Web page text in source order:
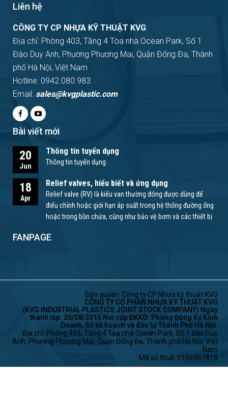
Liên hệ
CÔNG TY CP NHỰA KỸ THUẬT KVG
Địa chỉ: Phòng 403, Tầng 4 Tòa nhà Ocean Park, Số 1
Đào Duy Anh, Phường Phương Mai, Quận Đống Đa, Thành
phố Hà Nội, Việt Nam
Hotline: 0942.080.983
Email: sales@kvgplastic.com
Bài viết mới
20
Jun
Thông tin tuyển dụng
Thông tin tuyển dụng
18
Apr
Relief valves, hiểu biết và ứng dụng
Relief valve (RV) là kiểu van thường đóng được dùng để
điểu chỉnh hoặc giới hạn áp suất trong hệ thống đường ống
hoặc trong bồn chứa, cũng như bảo vệ bơm và các thiết bị
FANPAGE
Bản quyền: Công ty CP Nhựa kỹ thuật KVG
CÔNG TY CỔ PHẦN NHỰA KỸ THUẬT KVG
(KVG INDUSTRIAL PLASTICS JOINT STOCK COMPANY) Ngày
thành lập: 26/08/2015 Nơi cấp ĐKKD: Phòng Đăng Ký Kinh
Doanh, Sở kế hoạch và đầu tư Thành Phố Hà Nội
Địa chỉ: Phòng 403, Tầng 4 Tòa nhà Ocean Park, Số 1 Đào Duy
Anh, Phường Phương Mai, Quận Đống Đa, Thành phố Hà Nội, Việt
Nam
Mã số thuế: 0106957818